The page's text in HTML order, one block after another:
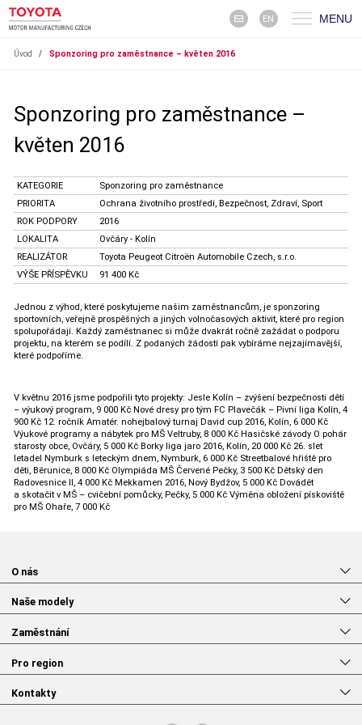
EN MENU
Úvod / Sponzoring pro zaměstnance – květen 2016
Sponzoring pro zaměstnance –
květen 2016
KATEGORIE
Sponzoring pro zaměstnance
PRIORITA
Ochrana životního prostředí, Bezpečnost, Zdraví, Sport
ROK PODPORY
2016
LOKALITA
Ovčáry - Kolín
REALIZÁTOR
Toyota Peugeot Citroën Automobile Czech, s.r.o.
VÝŠE PŘÍSPĚVKU
91 400 Kč
Jednou z výhod, které poskytujeme našim zaměstnancům, je sponzoring
sportovních, veřejně prospěšných a jiných volnočasových aktivit, které pro region
spolupořádají. Každý zaměstnanec si může dvakrát ročně zažádat o podporu
projektu, na kterém se podílí. Z podaných žádostí pak vybíráme nejzajímavější,
které podpoříme.
V květnu 2016 jsme podpořili tyto projekty: Jesle Kolín – zvýšení bezpečnosti dětí
– výukový program, 9 000 Kč Nové dresy pro tým FC Plavečák – Pivní liga Kolín, 4
900 Kč 12. ročník Amatér. nohejbalový turnaj David cup 2016, Kolín, 6 000 Kč
Výukové programy a nábytek pro MŠ Veltruby, 8 000 Kč Hasičské závody O pohár
starosty obce, Ovčáry, 5 000 Kč Borky liga jaro 2016, Kolín, 20 000 Kč 26. slet
letadel Nymburk s leteckým dnem, Nymburk, 6 000 Kč Streetbalové hřiště pro
děti, Běrunice, 8 000 Kč Olympiáda MŠ Červené Pečky, 3 500 Kč Dětský den
Radovesnice II, 4 000 Kč Mekkamen 2016, Nový Bydžov, 5 000 Kč Dovádět
a skotačit v MŠ – cvičební pomůcky, Pečky, 5 000 Kč Výměna obložení pískoviště
pro MŠ Ohaře, 7 000 Kč
O nás
Naše modely
Zaměstnání
Pro region
Kontakty